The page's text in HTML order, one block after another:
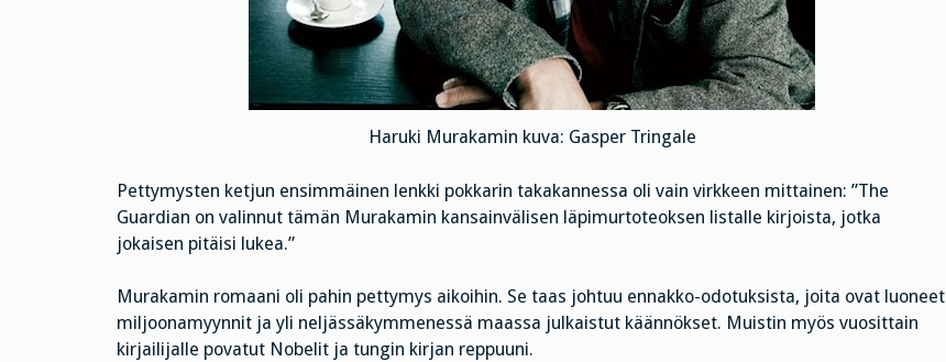
Haruki Murakamin kuva: Gasper Tringale
Pettymysten ketjun ensimmäinen lenkki pokkarin takakannessa oli vain virkkeen mittainen: ”The
Guardian on valinnut tämän Murakamin kansainvälisen läpimurtoteoksen listalle kirjoista, jotka
jokaisen pitäisi lukea.”
Murakamin romaani oli pahin pettymys aikoihin. Se taas johtuu ennakko-odotuksista, joita ovat luoneet
miljoonamyynnit ja yli neljässäkymmenessä maassa julkaistut käännökset. Muistin myös vuosittain
kirjailijalle povatut Nobelit ja tungin kirjan reppuuni.